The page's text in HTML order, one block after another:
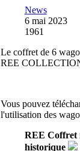
News
6 mai 2023
1961
Le coffret de 6
REE
Vous pouvez
l'utilisation des
REE Coffret
historique